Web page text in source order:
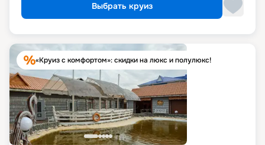
Выбрать круиз
«Круиз с комфортом»: скидки на люкс и полулюкс!